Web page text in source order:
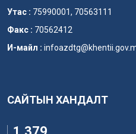
Утас : 75990001, 70563111
Факс : 70562412
И-майл :
САЙТЫН ХАНДАЛТ